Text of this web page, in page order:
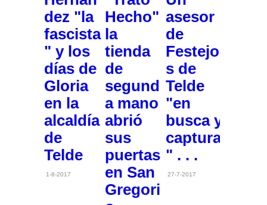
dez "la
fascista
" y los
días de
Gloria
en la
alcaldía
de
Telde
1-8-2017
Hecho"
la
tienda
de
segund
a mano
abrió
sus
puertas
en San
Gregori
asesor
de
Festejo
s de
Telde
"en
busca y
captura
" . . .
27-7-2017